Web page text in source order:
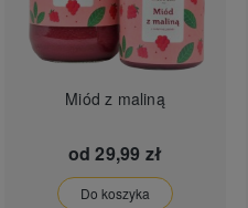
Miód z maliną
od 29,99 zł
Do koszyka